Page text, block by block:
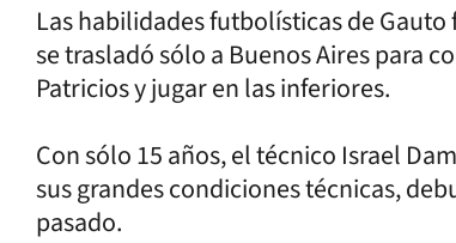
Las habilidades futbolísticas de
se trasladó sólo a Buenos Aires para
Patricios y jugar en las inferiores.
Con sólo 15 años, el técnico Israel
sus grandes condiciones técnicas,
pasado.